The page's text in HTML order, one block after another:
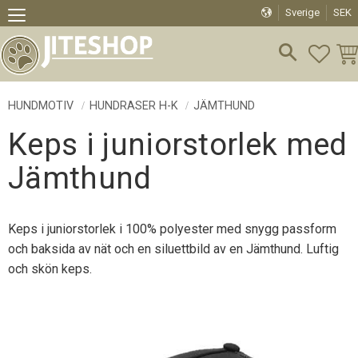
Meny
Sverige SEK
HUNDMOTIV HUNDRASER H-K JÄMTHUND
Keps i juniorstorlek med
Jämthund
Keps i juniorstorlek i 100% polyester med snygg passform
och baksida av nät och en siluettbild av en Jämthund. Luftig
och skön keps.